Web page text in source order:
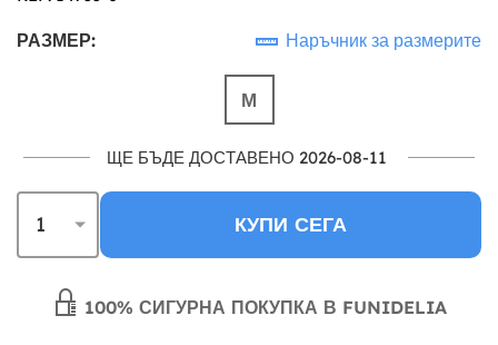
РАЗМЕР: Наръчник за размерите
М
ЩЕ БЪДЕ ДОСТАВЕНО 2026-08-11
КУПИ СЕГА
100% СИГУРНА ПОКУПКА В FUNIDELIA